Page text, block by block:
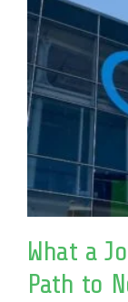
What a
Path to